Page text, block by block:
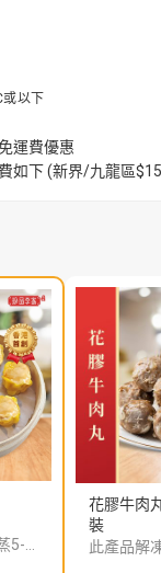
或以下
運費優惠
如下 (新界/九龍區
花膠牛肉
裝